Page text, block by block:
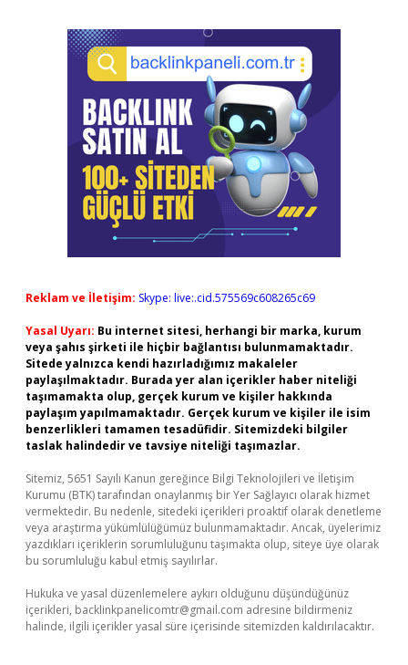
Reklam ve İletişim: Skype: live:.cid.575569c608265c69
Yasal Uyarı: Bu internet sitesi, herhangi bir marka, kurum
veya şahıs şirketi ile hiçbir bağlantısı bulunmamaktadır.
Sitede yalnızca kendi hazırladığımız makaleler
paylaşılmaktadır. Burada yer alan içerikler haber niteliği
taşımamakta olup, gerçek kurum ve kişiler hakkında
paylaşım yapılmamaktadır. Gerçek kurum ve kişiler ile isim
benzerlikleri tamamen tesadüfidir. Sitemizdeki bilgiler
taslak halindedir ve tavsiye niteliği taşımazlar.
Sitemiz, 5651 Sayılı Kanun gereğince Bilgi Teknolojileri ve İletişim
Kurumu (BTK) tarafından onaylanmış bir Yer Sağlayıcı olarak hizmet
vermektedir. Bu nedenle, sitedeki içerikleri proaktif olarak denetleme
veya araştırma yükümlülüğümüz bulunmamaktadır. Ancak, üyelerimiz
yazdıkları içeriklerin sorumluluğunu taşımakta olup, siteye üye olarak
bu sorumluluğu kabul etmiş sayılırlar.
Hukuka ve yasal düzenlemelere aykırı olduğunu düşündüğünüz
içerikleri, backlinkpanelicomtr@gmail.com adresine bildirmeniz
halinde, ilgili içerikler yasal süre içerisinde sitemizden kaldırılacaktır.